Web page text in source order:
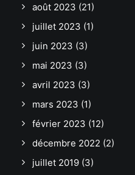
août 2023 (21)
juillet 2023 (1)
juin 2023 (3)
mai 2023 (3)
avril 2023 (3)
mars 2023 (1)
février 2023 (12)
décembre 2022 (2)
juillet 2019 (3)